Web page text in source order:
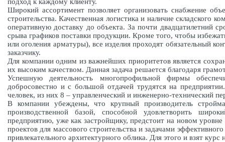
Широкий ассортимент позволяет организовать снабжение
строительства. Качественная логистика и наличие складского
оперативную доставку до объекта. За почти
срыва графиков поставки продукции. Кроме того, чтобы
или оголения арматуры), все изделия проходят обязательный
заказчику.
Для компании одним из важнейших приоритетов является
их высоким качеством. Данная задача решается благодаря
Успешную деятельность многопрофильной фирмы
добросовестно и с большой отдачей трудятся на
человек, из них 8 – управленческий и инженерно-технический
В компании убеждены, что крупный производитель
производственной базой, способной удовлетворить
предприятию, уже как застройщику, предстоит на новом
проектов для массового строительства и задачами
привлекательного архитектурного облика. Для этого и взят